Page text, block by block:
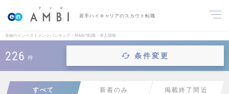
若手ハイキャリアのスカウト転職
金融のインベストメントバンキング・M&Aの転職・求人情報
226 件 条件変更
すべて 新着のみ 掲載終了間近